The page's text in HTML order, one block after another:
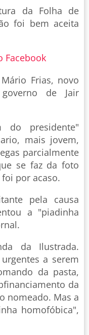
da Folha de
foi bem aceita
Facebook
Frias, novo
de Jair
presidente"
mais jovem,
parcialmente
se faz da foto
por acaso.
pela causa
a "piadinha
da Ilustrada.
a serem
da pasta,
da
nomeado. Mas a
homofóbica",